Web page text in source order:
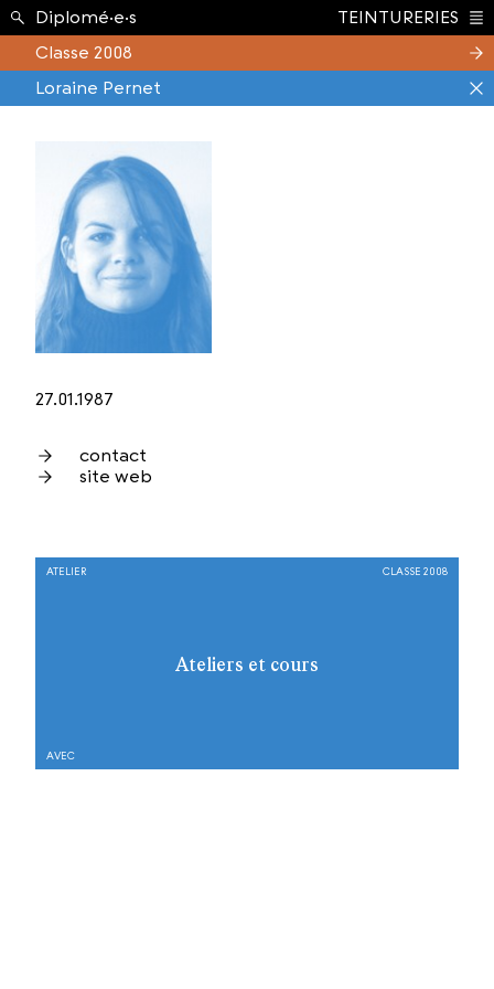
Étudiant.e.s ›
Diplomé·e·s
TEINTURERIES
Classe 2008
Loraine Pernet
27.01.1987
contact
site web
Ateliers et cours
ATELIER CLASSE 2008
AVEC